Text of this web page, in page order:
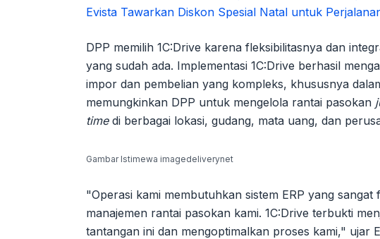
Evista Tawarkan Diskon Spesial Natal untuk
DPP memilih 1C:Drive karena fleksibilitasnya dan
yang sudah ada. Implementasi 1C:Drive berhasil
impor dan pembelian yang kompleks, khususnya
memungkinkan DPP untuk mengelola rantai pasokan
timedi berbagai lokasi, gudang, mata uang, dan
Gambar Istimewa imagedeliverynet
"Operasi kami membutuhkan sistem ERP yang
manajemen rantai pasokan kami. 1C:Drive terbukti
tantangan ini dan mengoptimalkan proses kami," ujar